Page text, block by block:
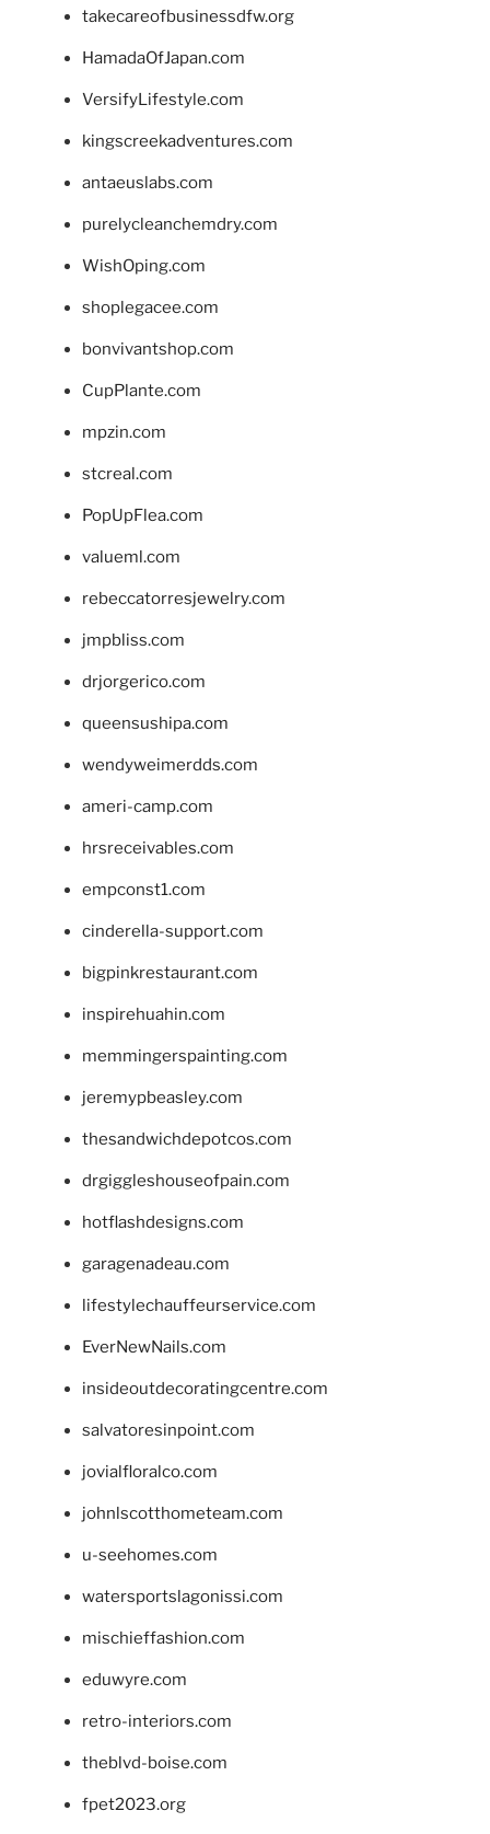
takecareofbusinessdfw.org
HamadaOfJapan.com
VersifyLifestyle.com
kingscreekadventures.com
antaeuslabs.com
purelycleanchemdry.com
WishOping.com
shoplegacee.com
bonvivantshop.com
CupPlante.com
mpzin.com
stcreal.com
PopUpFlea.com
valueml.com
rebeccatorresjewelry.com
jmpbliss.com
drjorgerico.com
queensushipa.com
wendyweimerdds.com
ameri-camp.com
hrsreceivables.com
empconst1.com
cinderella-support.com
bigpinkrestaurant.com
inspirehuahin.com
memmingerspainting.com
jeremypbeasley.com
thesandwichdepotcos.com
drgiggleshouseofpain.com
hotflashdesigns.com
garagenadeau.com
lifestylechauffeurservice.com
EverNewNails.com
insideoutdecoratingcentre.com
salvatoresinpoint.com
jovialfloralco.com
johnlscotthometeam.com
u-seehomes.com
watersportslagonissi.com
mischieffashion.com
eduwyre.com
retro-interiors.com
theblvd-boise.com
fpet2023.org